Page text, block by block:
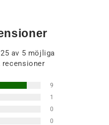
av 5 möjliga
recensioner
9
1
0
0